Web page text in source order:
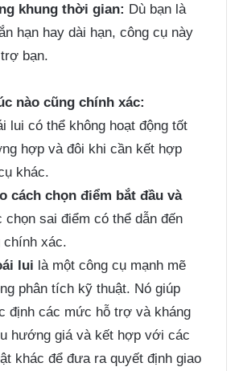
khung thời gian: Dù bạn là
hạn hay dài hạn, công cụ này
bạn.
nào cũng chính xác:
lui có thể không hoạt động tốt
hợp và đôi khi cần kết hợp
khác.
cách chọn điểm bắt đầu và
chọn sai điểm có thể dẫn đến
chính xác.
lui là một công cụ mạnh mẽ
phân tích kỹ thuật. Nó giúp
định các mức hỗ trợ và kháng
hướng giá và kết hợp với các
khác để đưa ra quyết định giao